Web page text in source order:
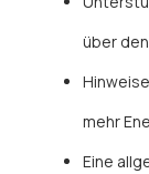
über
mehr
Eine